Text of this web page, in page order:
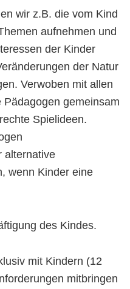
wir z.B. die vom Kind
aufnehmen und
der Kinder
der Natur
Verwoben mit allen
gemeinsam
Spielideen.
alternative
wenn Kinder eine
des Kindes.
mit Kindern (12
mitbringen